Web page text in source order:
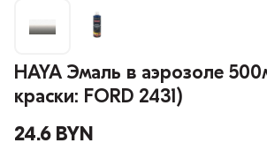
HAYA Эмаль в аэрозоле
краски: FORD 2431)
24.6 BYN